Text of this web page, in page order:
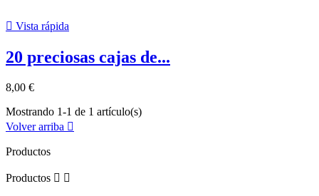
 Vista rápida
20 preciosas cajas de...
8,00 €
Mostrando 1-1 de 1 artículo(s)
Volver arriba 
Productos
Productos  